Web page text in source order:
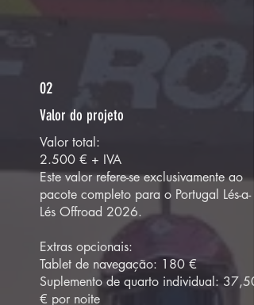
02
Valor do projeto
Valor total:
2.500 € + IVA
Este valor refere-se exclusivamente ao
pacote completo para o Portugal Lés-a-
Lés Offroad 2026.
Extras opcionais:
Tablet de navegação: 180 €
Suplemento de quarto individual: 37,50
€ por noite